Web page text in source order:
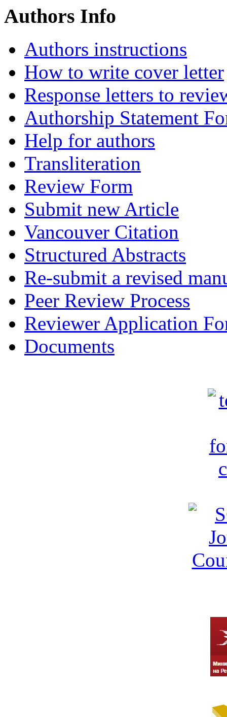
Authors Info
Authors instructions
How to write cover letter
Response letters to
Authorship Statement
Help for authors
Transliteration
Review Form
Submit new Article
Vancouver Citation
Structured Abstracts
Re-submit a revised
Peer Review Process
Reviewer Application
Documents